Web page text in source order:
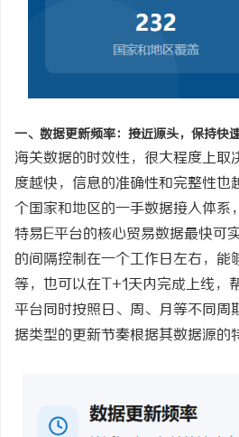
一、数据更新频率：接近源头，保持快
海关数据的时效性，很大程度上
度越快，信息的准确性和完整性也
个国家和地区的一手数据接入体系
特易E平台的核心贸易数据最快可
的间隔控制在一个工作日左右，
等，也可以在T+1天内完成上线，
平台同时按照日、周、月等不同周
据类型的更新节奏根据其数据源的